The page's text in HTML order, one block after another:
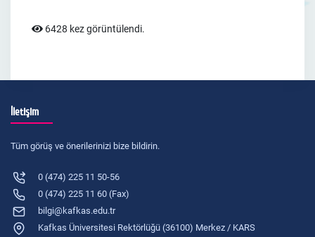
6428 kez görüntülendi.
İletişim
Tüm görüş ve önerilerinizi bize bildirin.
0 (474) 225 11 50-56
0 (474) 225 11 60 (Fax)
bilgi@kafkas.edu.tr
Kafkas Üniversitesi Rektörlüğü (36100) Merkez / KARS